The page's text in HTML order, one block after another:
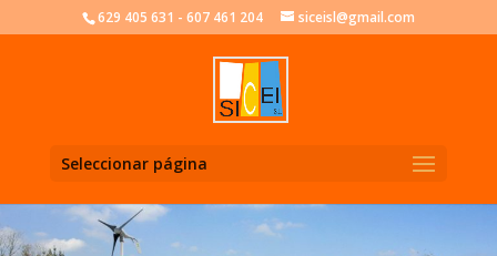
629 405 631 - 607 461 204 siceisl@gmail.com
Seleccionar página